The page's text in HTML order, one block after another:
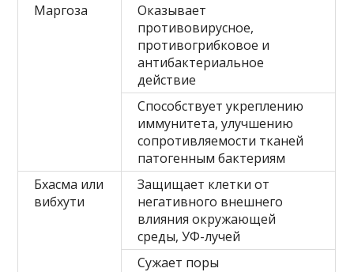
Маргоза
Оказывает
противовирусное,
противогрибковое и
антибактериальное
действие
Способствует укреплению
иммунитета, улучшению
сопротивляемости тканей
патогенным бактериям
Бхасма или
вибхути
Защищает клетки от
негативного внешнего
влияния окружающей
среды, УФ-лучей
Сужает поры